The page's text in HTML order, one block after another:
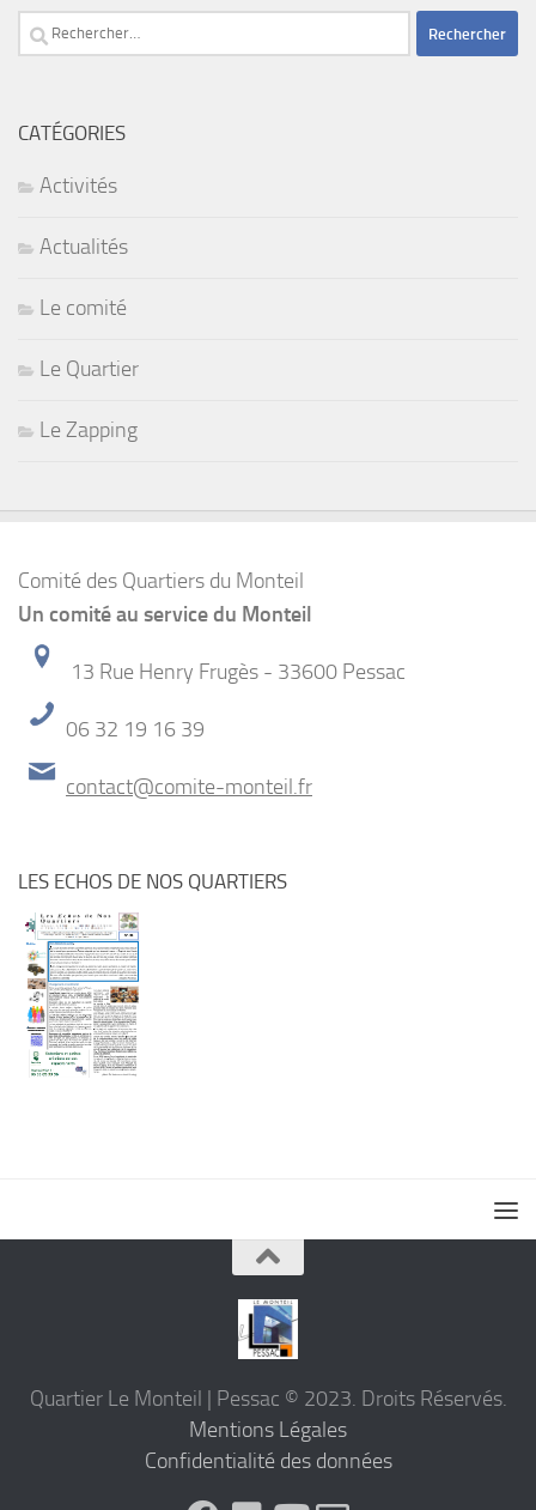
Rechercher :
CATÉGORIES
Activités
Actualités
Le comité
Le Quartier
Le Zapping
Comité des Quartiers du Monteil
Un comité au service du Monteil
13 Rue Henry Frugès - 33600 Pessac
06 32 19 16 39
contact@comite-monteil.fr
LES ECHOS DE NOS QUARTIERS
Quartier Le Monteil | Pessac © 2023. Droits Réservés.
Mentions Légales
Confidentialité des données